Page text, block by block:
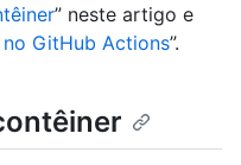
” neste artigo e
GitHub Actions”.